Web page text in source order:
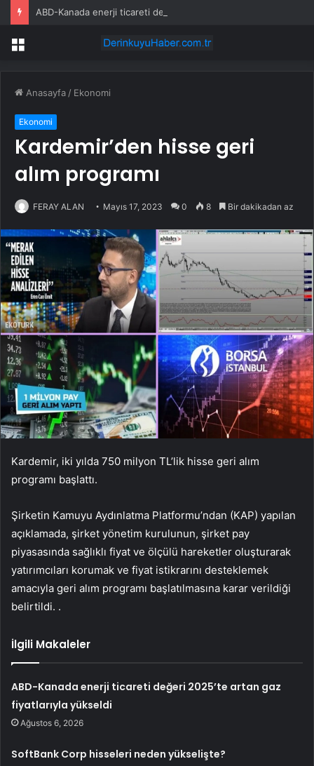
Menü
Anasayfa / Ekonomi
Ekonomi
Kardemir’den hisse geri
alım programı
FERAY ALAN Mayıs 17, 2023 0 8 Bir dakikadan az
Kardemir, iki yılda 750 milyon TL’lik hisse geri alım
programı başlattı.
Şirketin Kamuyu Aydınlatma Platformu’ndan (KAP) yapılan
açıklamada, şirket yönetim kurulunun, şirket pay
piyasasında sağlıklı fiyat ve ölçülü hareketler oluşturarak
yatırımcıları korumak ve fiyat istikrarını desteklemek
amacıyla geri alım programı başlatılmasına karar verildiği
belirtildi. .
İlgili Makaleler
ABD-Kanada enerji ticareti değeri 2025’te artan gaz
fiyatlarıyla yükseldi
Ağustos 6, 2026
SoftBank Corp hisseleri neden yükselişte?